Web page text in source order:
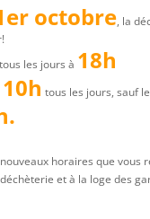
octobre, la
les jours à 18h
10h tous les jours, sauf
horaires que vous
et à la loge des